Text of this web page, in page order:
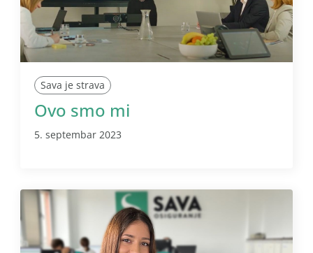
Sava je strava
Ovo smo mi
5. septembar 2023